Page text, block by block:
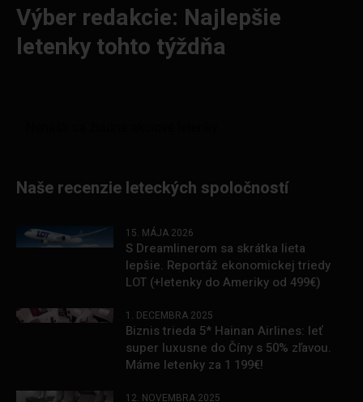
Výber redakcie: Najlepšie
letenky tohto týždňa
Naše recenzie leteckých spoločností
15. MÁJA 2026
S Dreamlinerom sa skrátka lieta
lepšie. Reportáž ekonomickej triedy
LOT (+letenky do Ameriky od 499€)
1. DECEMBRA 2025
Biznis trieda 5* Hainan Airlines: leť
super luxusne do Číny s 50% zľavou.
Máme letenky za 1 199€!
12. NOVEMBRA 2025